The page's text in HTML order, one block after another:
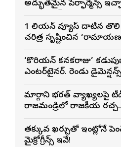
అద్భుతమైన పెర్ఫార్మెన్స్
1 బిలియన్ వ్యూస్ దాటిన
చరిత్ర సృష్టించిన
‘కొరియన్ కనకరాజు’
ఎంటర్‌టైనర్. రెండు
మార్గాని భరత్ వ్యాఖ్యలపై
రాజమండ్రిలో రాజకీయ రచ్చ..
తక్కువ ఖర్చుతో ఇంట్లోనే
మైక్రోగ్రీన్స్ ఇవే!